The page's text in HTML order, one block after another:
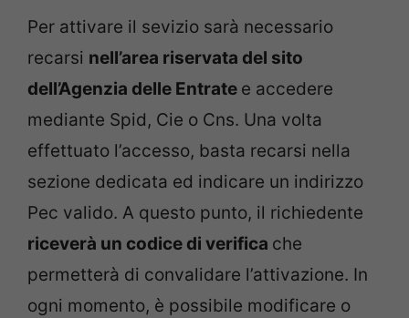
Per attivare il sevizio sarà necessario
recarsi nell’area riservata del sito
dell’Agenzia delle Entrate e accedere
mediante Spid, Cie o Cns. Una volta
effettuato l’accesso, basta recarsi nella
sezione dedicata ed indicare un indirizzo
Pec valido. A questo punto, il richiedente
riceverà un codice di verifica che
permetterà di convalidare l’attivazione. In
ogni momento, è possibile modificare o